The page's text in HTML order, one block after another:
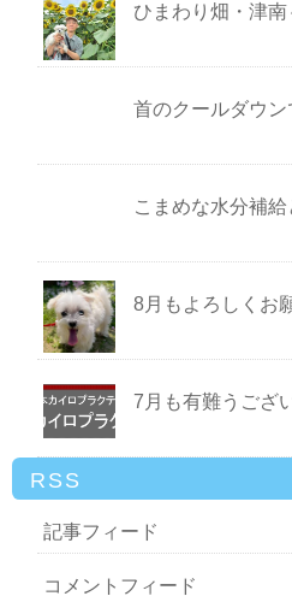
ひまわり畑・津南
首のクールダウン
こまめな水分補給
8月もよろしくお
7月も有難うござ
RSS
記事フィード
コメントフィード